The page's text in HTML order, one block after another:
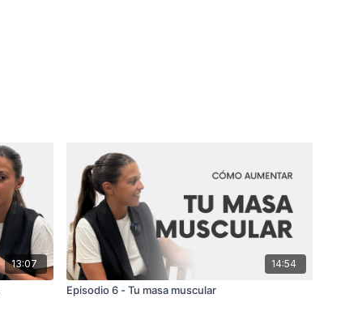
13:07 14:54
Episodio 6 - Tu masa muscular